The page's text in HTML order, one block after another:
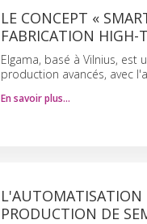
LE CONCEPT «
FABRICATION HIGH-
Elgama, basé à Vilnius,
production avancés, avec
En savoir plus…
L'AUTOMATISATION
PRODUCTION DE